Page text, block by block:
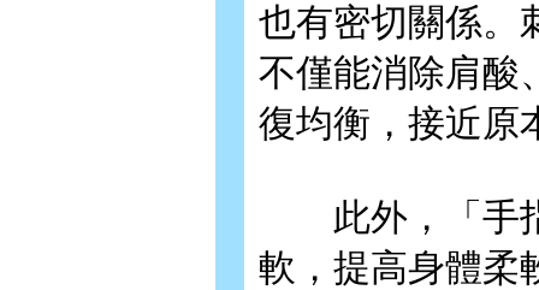
也有密切關係。
不僅能消除肩酸
復均衡，接近原
此外，「手指
軟，提高身體柔